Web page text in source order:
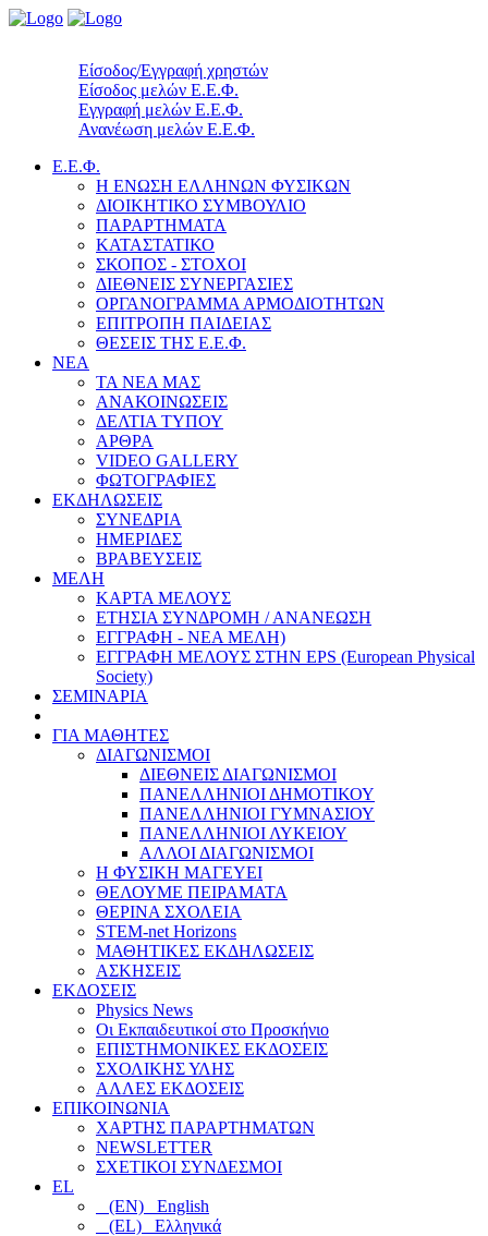
Είσοδος/Εγγραφή χρηστών
Είσοδος μελών Ε.Ε.Φ.
Εγγραφή μελών Ε.Ε.Φ.
Ανανέωση μελών Ε.Ε.Φ.
Ε.Ε.Φ.
Η ΕΝΩΣΗ ΕΛΛΗΝΩΝ ΦΥΣΙΚΩΝ
ΔΙΟΙΚΗΤΙΚΟ ΣΥΜΒΟΥΛΙΟ
ΠΑΡΑΡΤΗΜΑΤΑ
ΚΑΤΑΣΤΑΤΙΚΟ
ΣΚΟΠΟΣ - ΣΤΟΧΟΙ
ΔΙΕΘΝΕΙΣ ΣΥΝΕΡΓΑΣΙΕΣ
ΟΡΓΑΝΟΓΡΑΜΜΑ ΑΡΜΟΔΙΟΤΗΤΩΝ
ΕΠΙΤΡΟΠΗ ΠΑΙΔΕΙΑΣ
ΘΕΣΕΙΣ ΤΗΣ Ε.Ε.Φ.
ΝΕΑ
ΤΑ ΝΕΑ ΜΑΣ
ΑΝΑΚΟΙΝΩΣΕΙΣ
ΔΕΛΤΙΑ ΤΥΠΟΥ
ΑΡΘΡΑ
VIDEO GALLERY
ΦΩΤΟΓΡΑΦΙΕΣ
ΕΚΔΗΛΩΣΕΙΣ
ΣΥΝΕΔΡΙΑ
ΗΜΕΡΙΔΕΣ
ΒΡΑΒΕΥΣΕΙΣ
ΜΕΛΗ
ΚΑΡΤΑ ΜΕΛΟΥΣ
ΕΤΗΣΙΑ ΣΥΝΔΡΟΜΗ / ΑΝΑΝΕΩΣΗ
ΕΓΓΡΑΦΗ - ΝΕΑ ΜΕΛΗ)
ΕΓΓΡΑΦΗ ΜΕΛΟΥΣ ΣΤΗΝ EPS (European Physical
Society)
ΣΕΜΙΝΑΡΙΑ
ΓΙΑ ΜΑΘΗΤΕΣ
ΔΙΑΓΩΝΙΣΜΟΙ
ΔΙΕΘΝΕΙΣ ΔΙΑΓΩΝΙΣΜΟΙ
ΠΑΝΕΛΛΗΝΙΟΙ ΔΗΜΟΤΙΚΟΥ
ΠΑΝΕΛΛΗΝΙΟΙ ΓΥΜΝΑΣΙΟΥ
ΠΑΝΕΛΛΗΝΙΟΙ ΛΥΚΕΙΟΥ
ΑΛΛΟΙ ΔΙΑΓΩΝΙΣΜΟΙ
Η ΦΥΣΙΚΗ ΜΑΓΕΥΕΙ
ΘΕΛΟΥΜΕ ΠΕΙΡΑΜΑΤΑ
ΘΕΡΙΝΑ ΣΧΟΛΕΙΑ
STEM-net Horizons
ΜΑΘΗΤΙΚΕΣ ΕΚΔΗΛΩΣΕΙΣ
ΑΣΚΗΣΕΙΣ
ΕΚΔΟΣΕΙΣ
Physics News
Οι Εκπαιδευτικοί στο Προσκήνιο
ΕΠΙΣΤΗΜΟΝΙΚΕΣ ΕΚΔΟΣΕΙΣ
ΣΧΟΛΙΚΗΣ ΥΛΗΣ
ΑΛΛΕΣ ΕΚΔΟΣΕΙΣ
ΕΠΙΚΟΙΝΩΝΙΑ
ΧΑΡΤΗΣ ΠΑΡΑΡΤΗΜΑΤΩΝ
NEWSLETTER
ΣΧΕΤΙΚΟΙ ΣΥΝΔΕΣΜΟΙ
EL
(EN) English
(EL) Ελληνικά